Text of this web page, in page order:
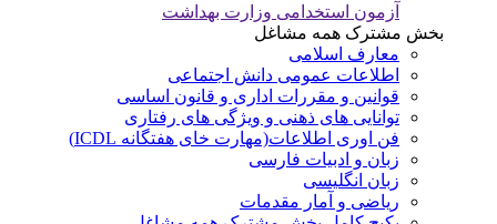
آزمون استخدامی وزارت بهداشت
بخش مشترک همه مشاغل
معارف اسلامی
اطلاعات عمومی دانش اجتماعی
قوانین و مقررات اداری و قانون اساسی
توانایی های ذهنی و ویژگی های رفتاری
فن اوری اطلاعات(مهارت خای هفتگانه ICDL)
زبان و ادبیات فارسی
زبان انگلیسی
ریاضی و آمار مقدمات